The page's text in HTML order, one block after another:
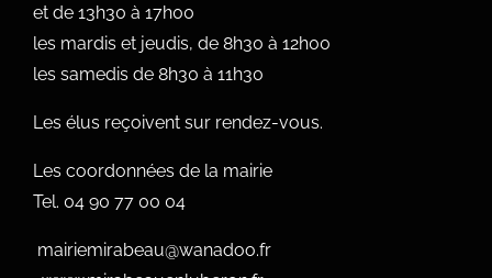
et de 13h30 à 17h00
les mardis et jeudis, de 8h30 à 12h00
les samedis de 8h30 à 11h30
Les élus reçoivent sur rendez-vous.
Les coordonnées de la mairie
Tel. 04 90 77 00 04
mairiemirabeau@wanadoo.fr